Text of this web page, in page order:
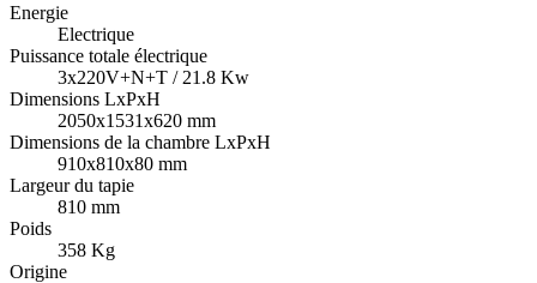
Energie
Electrique
Puissance totale électrique
3x220V+N+T / 21.8 Kw
Dimensions LxPxH
2050x1531x620 mm
Dimensions de la chambre LxPxH
910x810x80 mm
Largeur du tapie
810 mm
Poids
358 Kg
Origine